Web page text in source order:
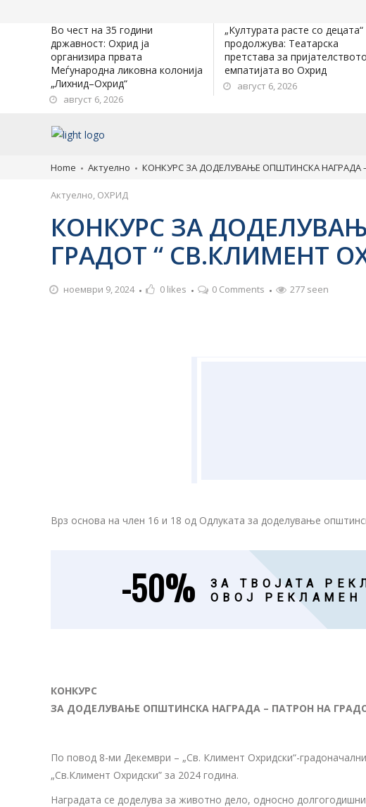
Во чест на 35 години
државност: Охрид ја
организира првата
Меѓународна ликовна колонија
„Лихнид–Охрид“
август 6, 2026
„Културата расте со децата“
продолжува: Театарска
претстава за
емпатијата во Охрид
август 6, 2026
Home Актуелно КОНКУРС ЗА ДОДЕЛУВАЊЕ ОПШТИНСКА НАГРАДА
Актуелно, ОХРИД
КОНКУРС ЗА
ГРАДОТ “ СВ.КЛИМЕНТ
ноември 9, 2024 0 likes 0 Comments 277 seen
Врз основа на член 16 и 18 од Одлуката за доделување
-50%
ЗА ТВОЈАТА
ОВОЈ РЕКЛАМЕН
КОНКУРС
ЗА ДОДЕЛУВАЊЕ ОПШТИНСКА НАГРАДА – ПАТРОН НА
По повод 8-ми Декември – „Св. Климент Охридски“-
„Св.Климент Охридски” за 2024 година.
Наградата се доделува за животно дело, односно